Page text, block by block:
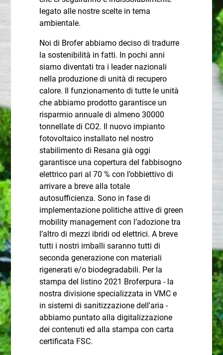
legato alle nostre scelte in tema
ambientale.
Noi di Brofer abbiamo deciso di tradurre
la sostenibilità in fatti. In pochi anni
siamo diventati tra i leader nazionali
nella produzione di unità di recupero
calore. Il funzionamento di tutte le unità
che abbiamo prodotto garantisce un
risparmio annuale di almeno 30000
tonnellate di CO2. Il nuovo impianto
fotovoltaico installato nel nostro
stabilimento di Resana già oggi
garantisce una copertura del fabbisogno
elettrico pari al 70 % con l’obbiettivo di
arrivare a breve alla totale
autosufficienza. Sono in fase di
implementazione politiche attive di green
mobility management con l’adozione tra
l’altro di mezzi ibridi od elettrici. A breve
tutti i nostri imballi saranno tutti di
seconda generazione con materiali
rigenerati e/o biodegradabili. Per la
stampa del listino 2021 Broferpura - la
nostra divisione specializzata in VMC e
in sistemi di sanitizzazione dell'aria -
abbiamo puntato alla digitalizzazione
dei contenuti ed alla stampa con carta
certificata FSC.